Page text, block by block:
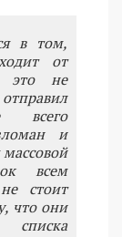
в том,
от
это не
отправил
всего
и
всем
стоит
что они